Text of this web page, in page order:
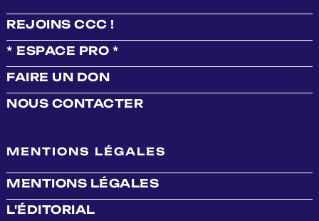
REJOINS CCC !
* ESPACE PRO *
FAIRE UN DON
NOUS CONTACTER
MENTIONS LÉGALES
MENTIONS LÉGALES
L'ÉDITORIAL